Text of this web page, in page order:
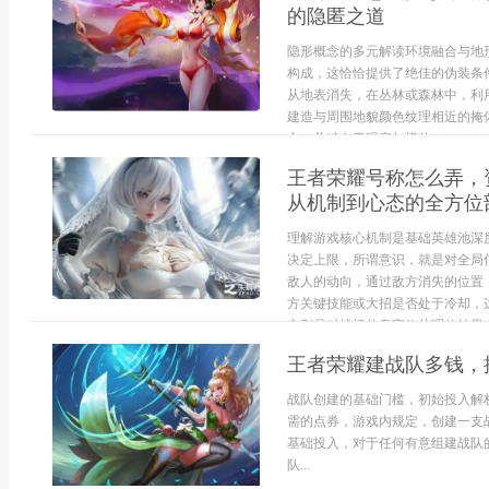
的隐匿之道
隐形概念的多元解读环境融合与
构成，这恰恰提供了绝佳的伪装
从地表消失，在丛林或森林中，
建造与周围地貌颜色纹理相近的
合，关键在于观察与模仿，...
王者荣耀号称怎么弄
从机制到心态的全方位
理解游戏核心机制是基础英雄池
决定上限，所谓意识，就是对全
敌人的动向，通过敌方消失的位
方关键技能或大招是否处于冷却
实则是对战场信息高效处理的结
王者荣耀建战队多钱
战队创建的基础门槛，初始投入
需的点券，游戏内规定，创建一
基础投入，对于任何有意组建战
队...